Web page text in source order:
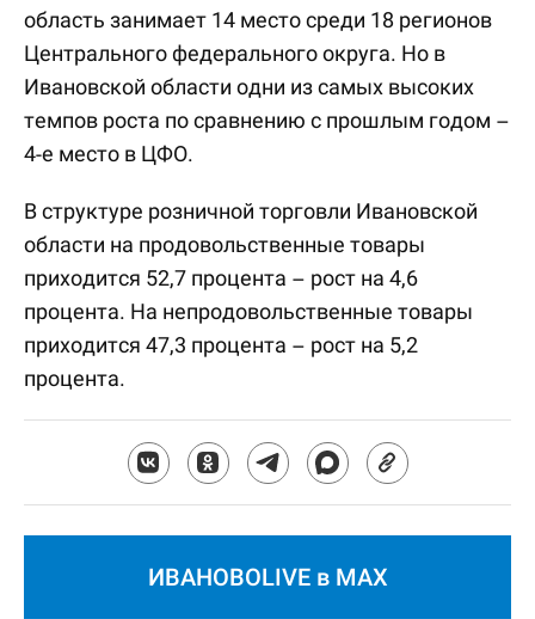
область занимает 14 место среди 18 регионов
Центрального федерального округа. Но в
Ивановской области одни из самых высоких
темпов роста по сравнению с прошлым годом –
4-е место в ЦФО.
В структуре розничной торговли Ивановской
области на продовольственные товары
приходится 52,7 процента – рост на 4,6
процента. На непродовольственные товары
приходится 47,3 процента – рост на 5,2
процента.
ИВАНОВОLIVE в MAX